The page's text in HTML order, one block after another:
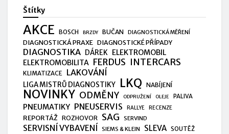
Štítky
AKCE BOSCH BRZDY BUČAN DIAGNOSTICKÁ MĚŘENÍ
DIAGNOSTICKÁ PRAXE DIAGNOSTICKÉ PŘÍPADY
DIAGNOSTIKA DÁREK ELEKTROMOBIL
ELEKTROMOBILITA FERDUS INTERCARS
KLIMATIZACE LAKOVÁNÍ
LIGA MISTRŮ DIAGNOSTIKY LKQ NABÍJENÍ
NOVINKY ODMĚNY ODPRUŽENÍ OLEJE PALIVA
PNEUMATIKY PNEUSERVIS RALLYE RECENZE
REPORTÁŽ ROZHOVOR SAG SERVIND
SERVISNÍ VYBAVENÍ SIEMS & KLEIN SLEVA SOUTĚŽ